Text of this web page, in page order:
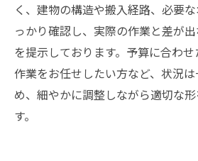
く、建物の構造や搬入経路、必要
っかり確認し、実際の作業と差が
を提示しております。予算に合わ
作業をお任せしたい方など、状況
め、細やかに調整しながら適切な
す。
お問い合わせはこ